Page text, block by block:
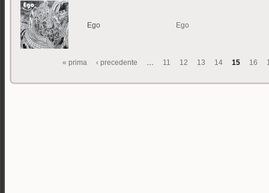
Ego Ego
« prima ‹ precedente … 11 12 13 14 15 16